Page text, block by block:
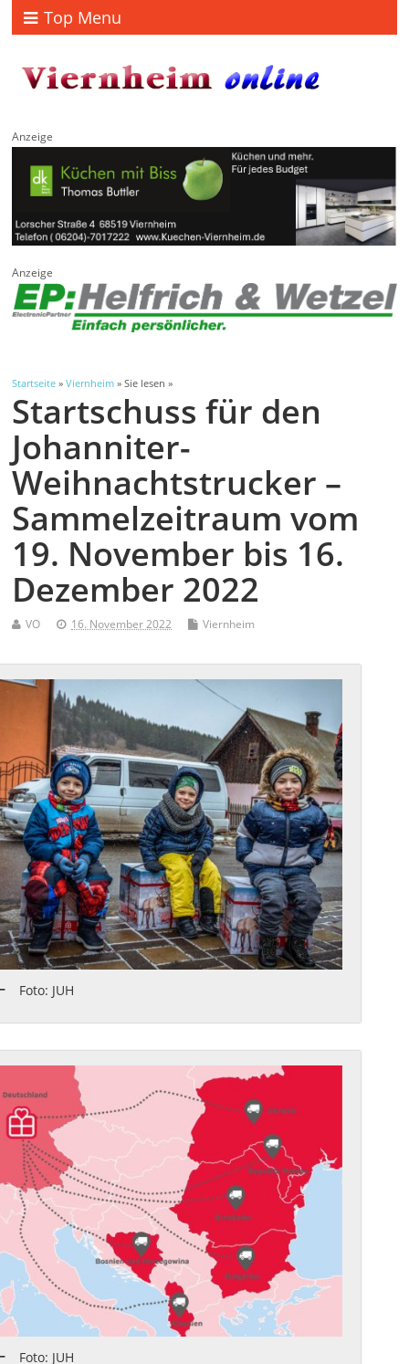
Top Menu
Anzeige
Anzeige
Startseite »Viernheim » Sie lesen »
Startschuss für den
Johanniter-
Weihnachtstrucker –
Sammelzeitraum vom
19. November bis 16.
Dezember 2022
VO 16. November 2022 Viernheim
Foto: JUH
Foto: JUH